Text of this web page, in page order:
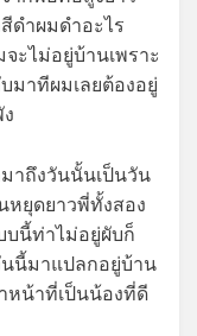
ดำผมดำอะไร
ะไม่อยู่บ้านเพราะ
มาทีผมเลยต้องอยู่
าถึงวันนั้นเป็นวัน
หยุดยาวพี่ทั้งสอง
นี้ท่าไม่อยู่ผับก็
นี้มาแปลกอยู่บ้าน
หน้าที่เป็นน้องที่ดี